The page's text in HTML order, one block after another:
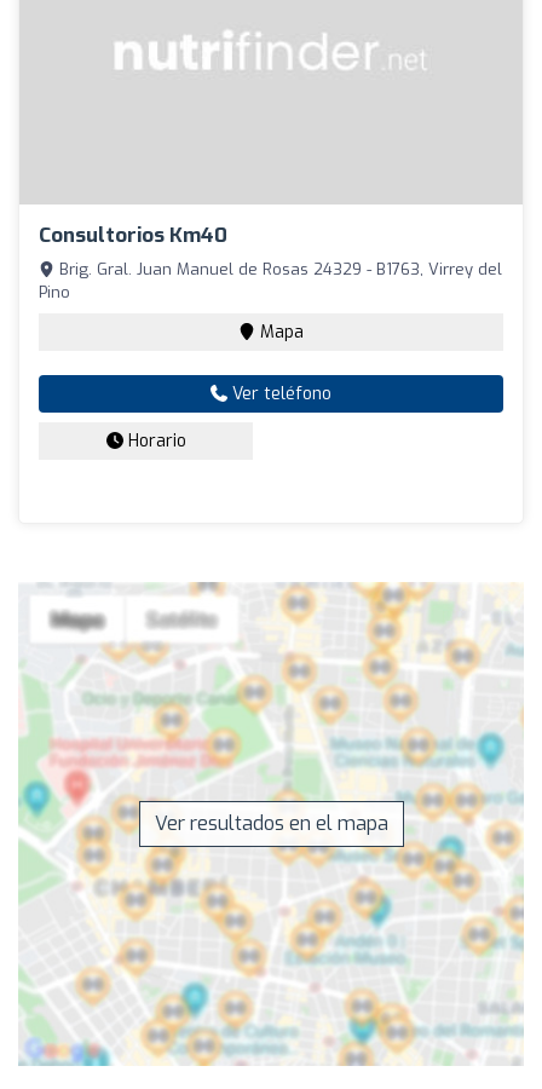
Consultorios Km40
Brig. Gral. Juan Manuel de Rosas 24329 - B1763, Virrey del
Pino
Mapa
Ver teléfono
Horario
Ver resultados en el mapa